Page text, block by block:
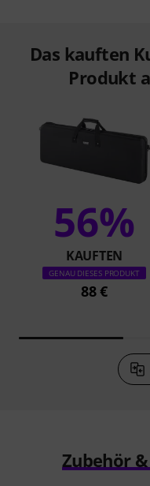
Das kauften
Produkt
56%
KAUFTEN
GENAU DIESES PRODUKT
88 €
Zubehör